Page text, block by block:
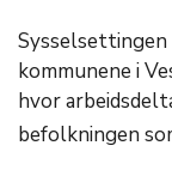
kommunene i
hvor
befolkningen